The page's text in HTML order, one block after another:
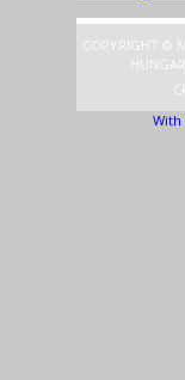
COPYRIGHT ©
With